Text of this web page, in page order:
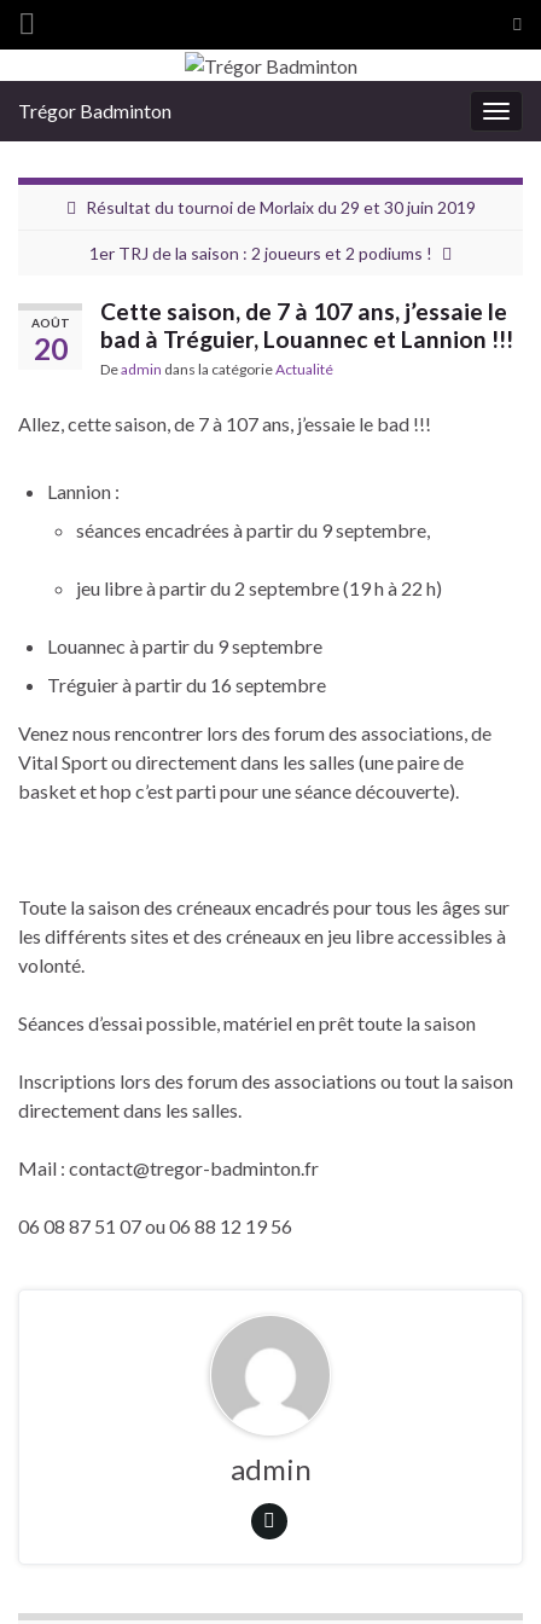
Search for:
Trégor Badminton
Résultat du tournoi de Morlaix du 29 et 30 juin 2019
1er TRJ de la saison : 2 joueurs et 2 podiums !
AOÛT
20
Cette saison, de 7 à 107 ans, j’essaie le
bad à Tréguier, Louannec et Lannion !!!
Deadmin dans la catégorieActualité
Allez, cette saison, de 7 à 107 ans, j’essaie le bad !!!
Lannion :
séances encadrées à partir du 9 septembre,
jeu libre à partir du 2 septembre (19 h à 22 h)
Louannec à partir du 9 septembre
Tréguier à partir du 16 septembre
Venez nous rencontrer lors des forum des associations, de
Vital Sport ou directement dans les salles (une paire de
basket et hop c’est parti pour une séance découverte).
Toute la saison des créneaux encadrés pour tous les âges sur
les différents sites et des créneaux en jeu libre accessibles à
volonté.
Séances d’essai possible, matériel en prêt toute la saison
Inscriptions lors des forum des associations ou tout la saison
directement dans les salles.
Mail : contact@tregor-badminton.fr
06 08 87 51 07 ou 06 88 12 19 56
admin